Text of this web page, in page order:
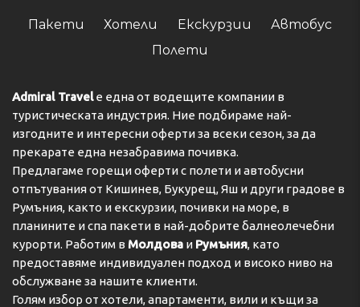
Пакети Хотели Екскурзии
Автобус
Полети
Admiral Travelе една от водещите компании в
туристическата индустрия. Ние подбираме най-
изгодните и интересни оферти за всеки сезон, за да
прекарате една незабравима почивка.
Предлагаме горещи оферти с полети и автобусни
отпътувания от Кишинев, Букурещ, Яш и други градове в
Румъния, както и екскурзии, почивки на море, в
планините и спа пакети в най-добрите балнеолечебни
курорти. Работим в Молдова и Румъния, като
предоставяме индивидуален подход и високо ниво на
обслужване за нашите клиенти.
Голям избор от хотели, апартаменти, вили и къщи за